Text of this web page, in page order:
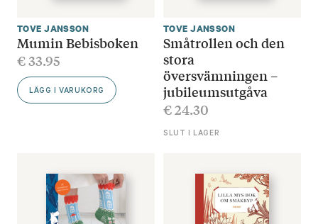
TOVE JANSSON
Mumin Bebisboken
€33.95
LÄGG I VARUKORG
TOVE JANSSON
Småtrollen och den
stora
översvämningen –
jubileumsutgåva
€24.30
SLUT I LAGER